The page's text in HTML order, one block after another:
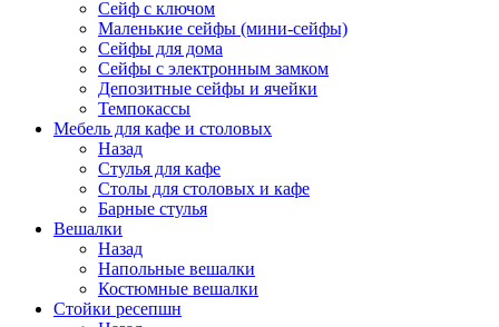
Сейф с ключом
Маленькие сейфы (мини-сейфы)
Сейфы для дома
Сейфы с электронным замком
Депозитные сейфы и ячейки
Темпокассы
Мебель для кафе и столовых
Назад
Стулья для кафе
Столы для столовых и кафе
Барные стулья
Вешалки
Назад
Напольные вешалки
Костюмные вешалки
Стойки ресепшн